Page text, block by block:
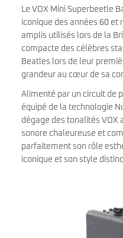
Le VOX Mini Superbeetle
iconique des années 60 et
amplis utilisés lors de la
compacte des célèbres
Beatles lors de leur
grandeur au cœur de sa
Alimenté par un circuit de
équipé de la technologie
dégage des tonalités VOX
sonore chaleureuse et
parfaitement son rôle
iconique et son style